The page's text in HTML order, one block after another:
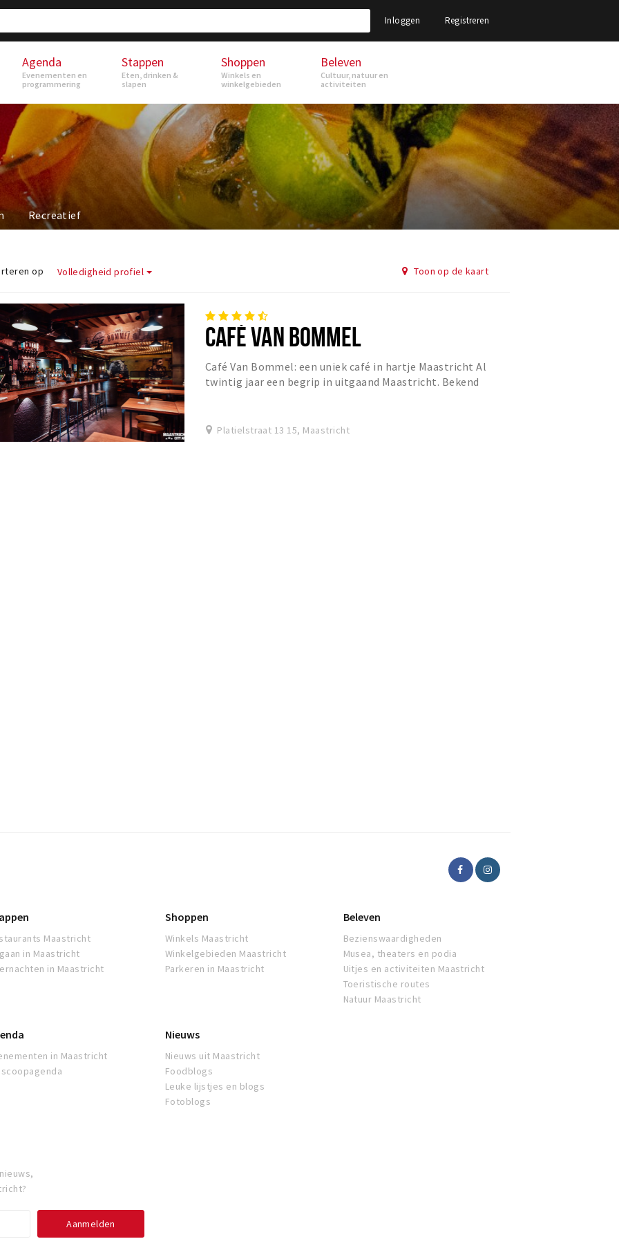
Inloggen Registreren
Agenda
Evenementen en
programmering
Stappen
Eten, drinken &
slapen
Shoppen
Winkels en
winkelgebieden
Beleven
Cultuur, natuur en
activiteiten
Recreatief
op Volledigheid profiel Toon op de kaart
CAFÉ VAN BOMMEL
Café Van Bommel: een uniek café in hartje Maastricht Al
twintig jaar een begrip in uitgaand Maastricht. Bekend
Platielstraat 13 15, Maastricht
Maastricht
in Maastricht
in Maastricht
Shoppen
Winkels Maastricht
Winkelgebieden Maastricht
Parkeren in Maastricht
Beleven
Bezienswaardigheden
Musea, theaters en podia
Uitjes en activiteiten Maastricht
Toeristische routes
Natuur Maastricht
in Maastricht
Nieuws
Nieuws uit Maastricht
Foodblogs
Leuke lijstjes en blogs
Fotoblogs